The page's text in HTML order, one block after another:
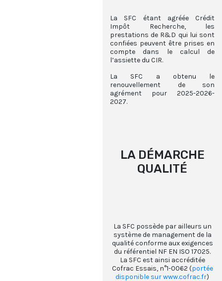
La SFC étant agréée Crédit
Impôt Recherche, les
prestations de R&D qui lui sont
confiées peuvent être prises en
compte dans le calcul de
l’assiette du CIR.
La SFC a obtenu le
renouvellement de son
agrément pour 2025-2026-
2027.
LA DÉMARCHE
QUALITÉ
La SFC possède par ailleurs un
système de management de la
qualité conforme aux exigences
du référentiel NF EN ISO 17025.
La SFC est ainsi accréditée
Cofrac Essais, n°1-0062 (portée
disponible sur www.cofrac.fr)